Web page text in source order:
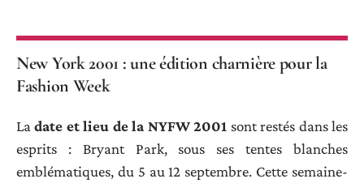
New York 2001 : une édition charnière pour la
Fashion Week
Ladate et lieu de la NYFW 2001 sont restés dans les
esprits : Bryant Park, sous ses tentes blanches
emblématiques, du 5 au 12 septembre. Cette semaine-